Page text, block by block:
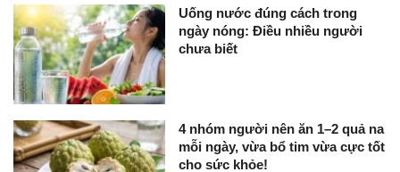
Uống nước đúng cách trong
ngày nóng: Điều nhiều người
chưa biết
4 nhóm người nên ăn 1–2 quả na
mỗi ngày, vừa bổ tim vừa cực tốt
cho sức khỏe!